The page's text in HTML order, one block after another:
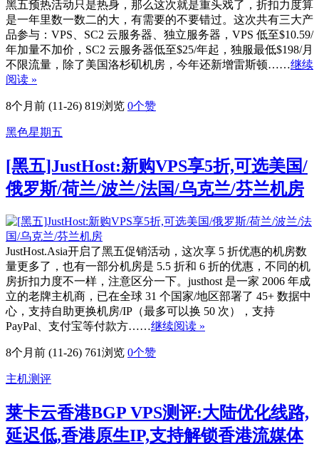
黑五预热活动只是热身，那么这次就是重头戏了，折扣力度算
是一年里数一数二的大，有需要的不要错过。这次共有三大产
品参与：VPS、SC2 云服务器、独立服务器，VPS 低至$10.59/
年加量不加价，SC2 云服务器低至$25/年起，独服最低$198/月
不限流量，除了美国洛杉矶机房，今年还新增雷斯顿……继续
阅读 »
8个月前 (11-26) 819浏览 0个赞
黑色星期五
[黑五]JustHost:新购VPS享5折,可选美国/
俄罗斯/荷兰/波兰/法国/乌克兰/芬兰机房
JustHost.Asia开启了黑五促销活动，这次享 5 折优惠的机房数
量更多了，也有一部分机房是 5.5 折和 6 折的优惠，不同的机
房折扣力度不一样，注意区分一下。justhost 是一家 2006 年成
立的老牌主机商，已在全球 31 个国家/地区部署了 45+ 数据中
心，支持自助更换机房/IP（最多可以换 50 次），支持
PayPal、支付宝等付款方……继续阅读 »
8个月前 (11-26) 761浏览 0个赞
主机测评
莱卡云香港BGP VPS测评:大陆优化线路,
延迟低,香港原生IP,支持解锁香港流媒体